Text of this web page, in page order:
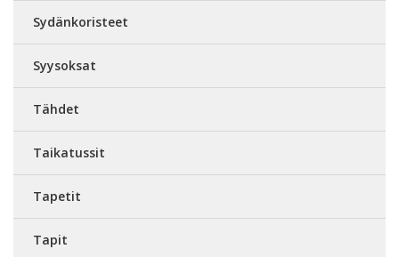
Sydänkoristeet
Syysoksat
Tähdet
Taikatussit
Tapetit
Tapit